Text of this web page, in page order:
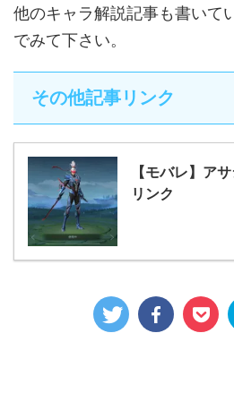
他のキャラ解説記事も書いて
でみて下さい。
その他記事リンク
【モバレ】ア
リンク